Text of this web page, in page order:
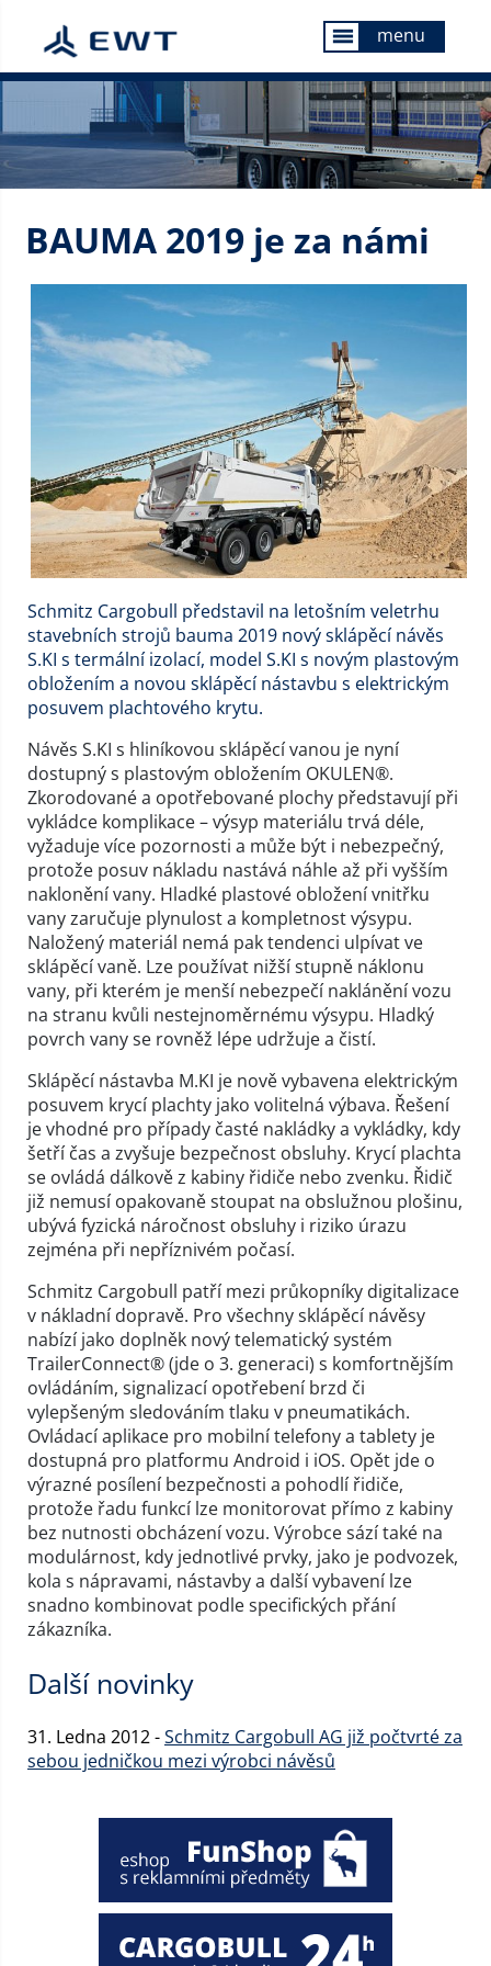
menu menu
BAUMA 2019 je za námi
Schmitz Cargobull představil na letošním veletrhu
stavebních strojů bauma 2019 nový sklápěcí návěs
S.KI s termální izolací, model S.KI s novým plastovým
obložením a novou sklápěcí nástavbu s elektrickým
posuvem plachtového krytu.
Návěs S.KI s hliníkovou sklápěcí vanou je nyní
dostupný s plastovým obložením OKULEN®.
Zkorodované a opotřebované plochy představují při
vykládce komplikace – výsyp materiálu trvá déle,
vyžaduje více pozornosti a může být i nebezpečný,
protože posuv nákladu nastává náhle až při vyšším
naklonění vany. Hladké plastové obložení vnitřku
vany zaručuje plynulost a kompletnost výsypu.
Naložený materiál nemá pak tendenci ulpívat ve
sklápěcí vaně. Lze používat nižší stupně náklonu
vany, při kterém je menší nebezpečí naklánění vozu
na stranu kvůli nestejnoměrnému výsypu. Hladký
povrch vany se rovněž lépe udržuje a čistí.
Sklápěcí nástavba M.KI je nově vybavena elektrickým
posuvem krycí plachty jako volitelná výbava. Řešení
je vhodné pro případy časté nakládky a vykládky, kdy
šetří čas a zvyšuje bezpečnost obsluhy. Krycí plachta
se ovládá dálkově z kabiny řidiče nebo zvenku. Řidič
již nemusí opakovaně stoupat na obslužnou plošinu,
ubývá fyzická náročnost obsluhy i riziko úrazu
zejména při nepříznivém počasí.
Schmitz Cargobull patří mezi průkopníky digitalizace
v nákladní dopravě. Pro všechny sklápěcí návěsy
nabízí jako doplněk nový telematický systém
TrailerConnect® (jde o 3. generaci) s komfortnějším
ovládáním, signalizací opotřebení brzd či
vylepšeným sledováním tlaku v pneumatikách.
Ovládací aplikace pro mobilní telefony a tablety je
dostupná pro platformu Android i iOS. Opět jde o
výrazné posílení bezpečnosti a pohodlí řidiče,
protože řadu funkcí lze monitorovat přímo z kabiny
bez nutnosti obcházení vozu. Výrobce sází také na
modulárnost, kdy jednotlivé prvky, jako je podvozek,
kola s nápravami, nástavby a další vybavení lze
snadno kombinovat podle specifických přání
zákazníka.
Další novinky
31. Ledna 2012 -Schmitz Cargobull AG již počtvrté za
sebou jedničkou mezi výrobci návěsů